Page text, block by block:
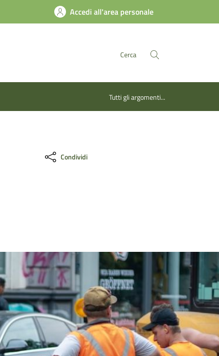
Accedi all'area personale
Cerca
Tutti gli argomenti...
Condividi